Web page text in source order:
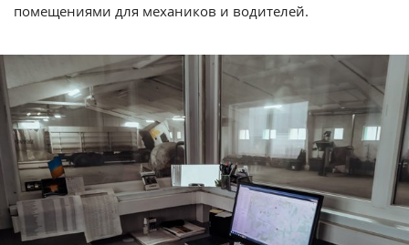
помещениями для механиков и водителей.